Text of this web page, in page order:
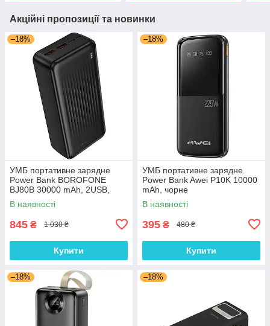
Акційні пропозиції та новинки
–18%
УМБ портативне зарядне
Power Bank BOROFONE
BJ80B 30000 mAh, 2USB,
Type-C, 2A, QC 22.5W, чорне
В наявності
845 ₴ 1 030 ₴
Купити
–18%
УМБ портативне зарядне
Power Bank Awei P10K 10000
mAh, чорне
В наявності
395 ₴ 480 ₴
Купити
–18% –18%